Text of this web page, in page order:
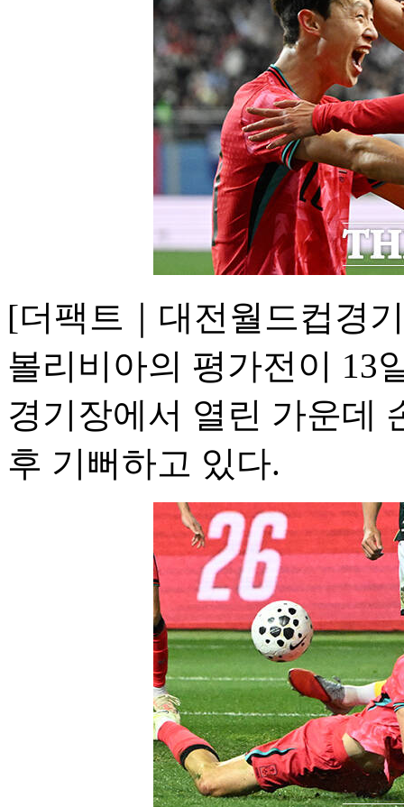
[더팩트｜대전월드컵경
볼리비아의 평가전이 13
경기장에서 열린 가운데
후 기뻐하고 있다.